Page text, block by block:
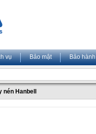
vụ Bảo mật Bảo hành
nén Hanbell